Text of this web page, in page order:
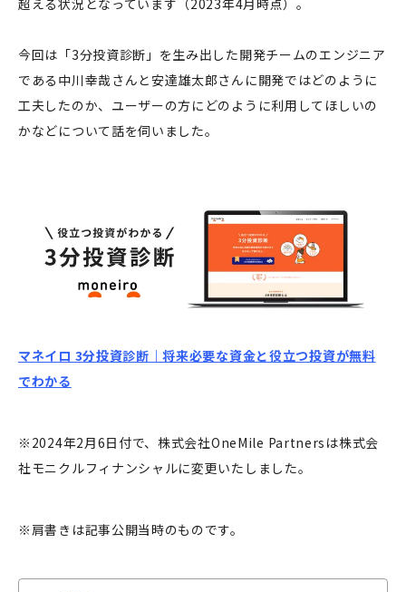
今回は「3分投資診断」を生み出した開発チームのエンジニア
である中川幸哉さんと安達雄太郎さんに開発ではどのように
工夫したのか、ユーザーの方にどのように利用してほしいの
かなどについて話を伺いました。
マネイロ 3分投資診断｜将来必要な資金と役立つ投資が無料
でわかる
※2024年2月6日付で、株式会社OneMile Partnersは株式会
社モニクルフィナンシャルに変更いたしました。
※肩書きは記事公開当時のものです。